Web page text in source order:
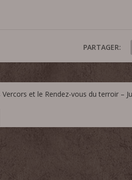
PARTAGER:
et le Rendez-vous du terroir –